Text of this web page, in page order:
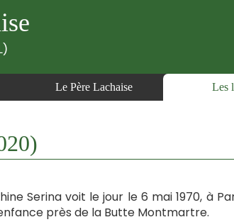
Le Père Lachaise Les
Serina voit le jour le 6 mai 1970, à
près de la Butte Montmartre.